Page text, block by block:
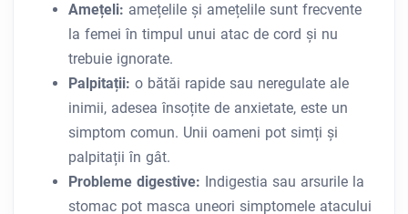
Amețeli: amețelile și amețelile sunt frecvente
la femei în timpul unui atac de cord și nu
trebuie ignorate.
Palpitații: o bătăi rapide sau neregulate ale
inimii, adesea însoțite de anxietate, este un
simptom comun. Unii oameni pot simți și
palpitații în gât.
Probleme digestive: Indigestia sau arsurile la
stomac pot masca uneori simptomele atacului